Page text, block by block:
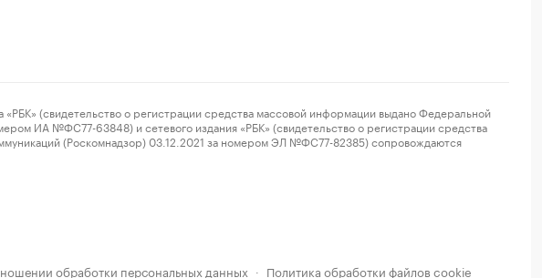
(свидетельство о регистрации средства массовой информации выдано Федеральной
ИА №ФС77-63848) и сетевого издания «РБК» (свидетельство о регистрации средства
(Роскомнадзор) 03.12.2021 за номером ЭЛ №ФС77-82385) сопровождаются
обработки персональных данных · Политика обработки файлов cookie